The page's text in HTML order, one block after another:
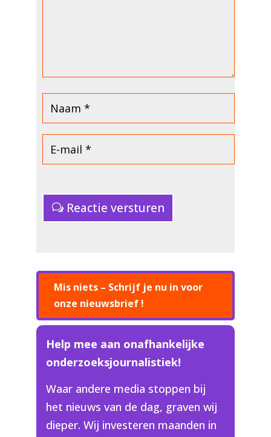
Reactie versturen
Mis niets – Schrijf je nu in voor
onze nieuwsbrief !
Help mee aan onafhankelijke
onderzoeksjournalistiek!
Waar andere media stoppen bij
het nieuws van de dag, graven wij
dieper. Wij investeren maanden in